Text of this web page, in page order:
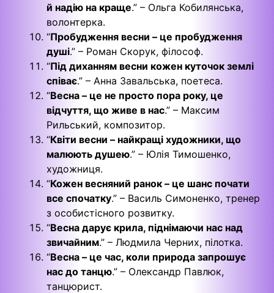
й надію на краще.” – Ольга Кобилянська,
волонтерка.
“Пробудження весни – це пробудження
душі.” – Роман Скорук, філософ.
“Під диханням весни кожен куточок землі
співає.” – Анна Завальська, поетеса.
“Весна – це не просто пора року, це
відчуття, що живе в нас.” – Максим
Рильський, композитор.
“Квіти весни – найкращі художники, що
малюють душею.” – Юлія Тимошенко,
художниця.
“Кожен весняний ранок – це шанс почати
все спочатку.” – Василь Симоненко, тренер
з особистісного розвитку.
“Весна дарує крила, піднімаючи нас над
звичайним.” – Людмила Черних, пілотка.
“Весна – це час, коли природа запрошує
нас до танцю.” – Олександр Павлюк,
танцюрист.